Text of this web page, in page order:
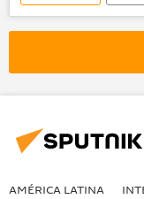
Ucrania
OTAN
Partido Socialista
AMÉRICA LATINA